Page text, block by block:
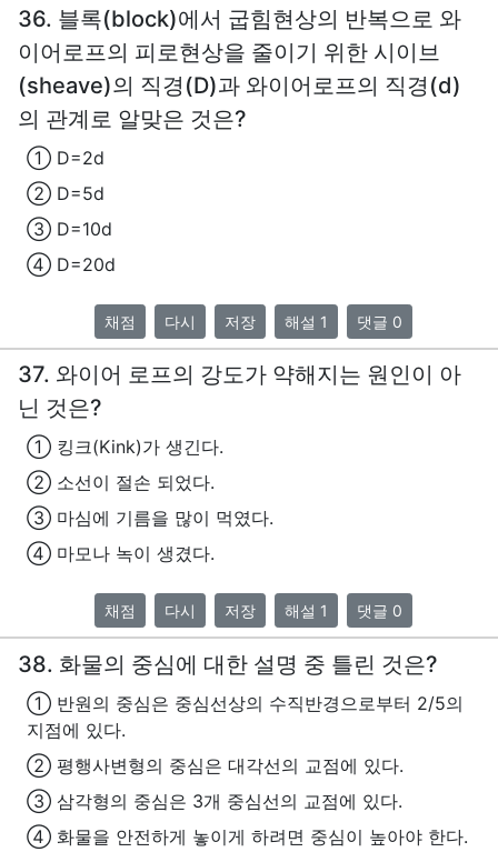
36. 블록(block)에서 굽힘현상의 반복으로 와
이어로프의 피로현상을 줄이기 위한 시이브
(sheave)의 직경(D)과 와이어로프의 직경(d)
의 관계로 알맞은 것은?
① D=2d
② D=5d
③ D=10d
④ D=20d
채점 다시 저장 해설 1 댓글 0
37. 와이어 로프의 강도가 약해지는 원인이 아
닌 것은?
① 킹크(Kink)가 생긴다.
② 소선이 절손 되었다.
③ 마심에 기름을 많이 먹였다.
④ 마모나 녹이 생겼다.
채점 다시 저장 해설 1 댓글 0
38. 화물의 중심에 대한 설명 중 틀린 것은?
① 반원의 중심은 중심선상의 수직반경으로부터 2/5의
지점에 있다.
② 평행사변형의 중심은 대각선의 교점에 있다.
③ 삼각형의 중심은 3개 중심선의 교점에 있다.
④ 화물을 안전하게 놓이게 하려면 중심이 높아야 한다.